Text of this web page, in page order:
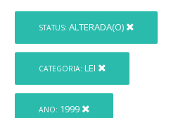
STATUS: ALTERADA(O)
CATEGORIA: LEI
ANO: 1999